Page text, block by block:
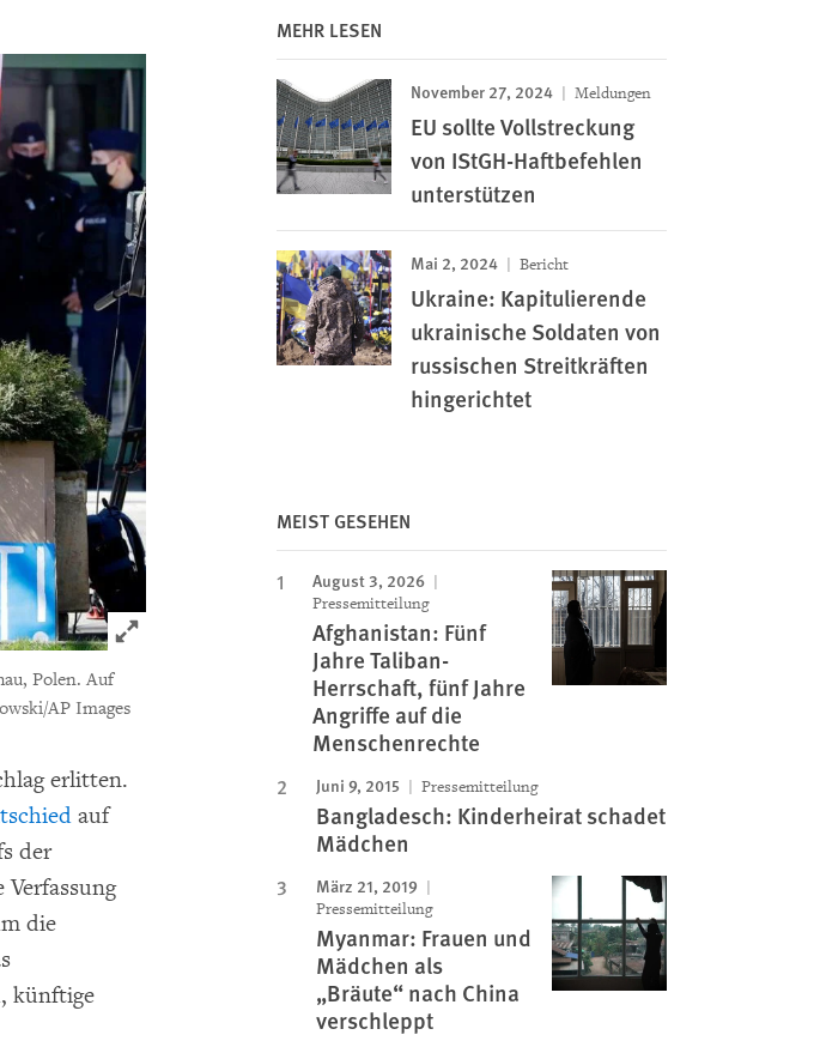
Click to expand Image
Polen. Auf
AP Images
erlitten.
auf
der
Verfassung
die
künftige
MEHR LESEN
November 27, 2024 Meldungen
EU sollte Vollstreckung
von IStGH-Haftbefehlen
unterstützen
Mai 2, 2024 Bericht
Ukraine: Kapitulierende
ukrainische Soldaten von
russischen Streitkräften
hingerichtet
MEIST GESEHEN
August 3, 2026
Pressemitteilung
Afghanistan: Fünf
Jahre Taliban-
Herrschaft, fünf Jahre
Angriffe auf die
Menschenrechte
Juni 9, 2015 Pressemitteilung
Bangladesch: Kinderheirat schadet
Mädchen
März 21, 2019
Pressemitteilung
Myanmar: Frauen und
Mädchen als
„Bräute“ nach China
verschleppt